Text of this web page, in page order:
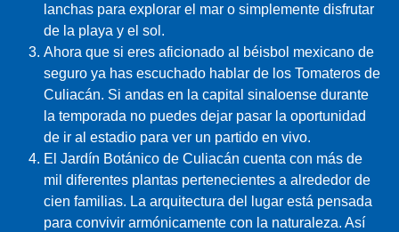
lanchas para explorar el mar o simplemente disfrutar
de la playa y el sol.
Ahora que si eres aficionado al béisbol mexicano de
seguro ya has escuchado hablar de los Tomateros de
Culiacán. Si andas en la capital sinaloense durante
la temporada no puedes dejar pasar la oportunidad
de ir al estadio para ver un partido en vivo.
El Jardín Botánico de Culiacán cuenta con más de
mil diferentes plantas pertenecientes a alrededor de
cien familias. La arquitectura del lugar está pensada
para convivir armónicamente con la naturaleza. Así